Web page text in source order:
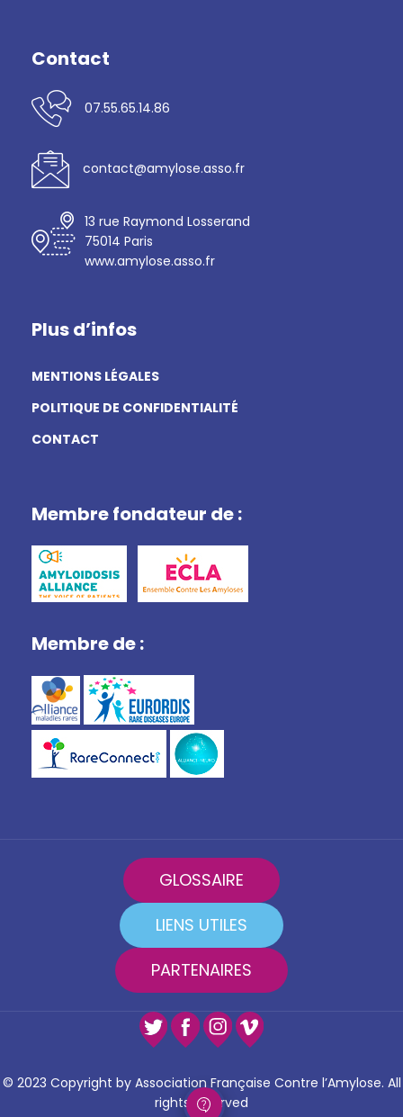
Contact
07.55.65.14.86
contact@amylose.asso.fr
13 rue Raymond Losserand
75014 Paris
www.amylose.asso.fr
Plus d’infos
MENTIONS LÉGALES
POLITIQUE DE CONFIDENTIALITÉ
CONTACT
Membre fondateur de :
Membre de :
GLOSSAIRE
LIENS UTILES
PARTENAIRES
© 2023 Copyright by Association Française Contre l’Amylose. All
rights reserved